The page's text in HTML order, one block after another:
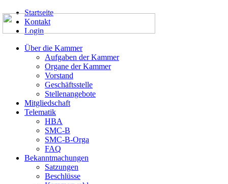
Startseite
Kontakt
Login
Über die Kammer
Aufgaben der Kammer
Organe der Kammer
Vorstand
Geschäftsstelle
Stellenangebote
Mitgliedschaft
Telematik
HBA
SMC-B
SMC-B-Orga
FAQ
Bekanntmachungen
Satzungen
Beschlüsse